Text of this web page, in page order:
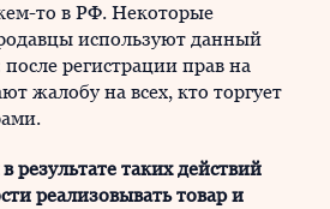
то в РФ. Некоторые
используют данный
регистрации прав на
жалобу на всех, кто торгует
результате таких действий
реализовывать товар и